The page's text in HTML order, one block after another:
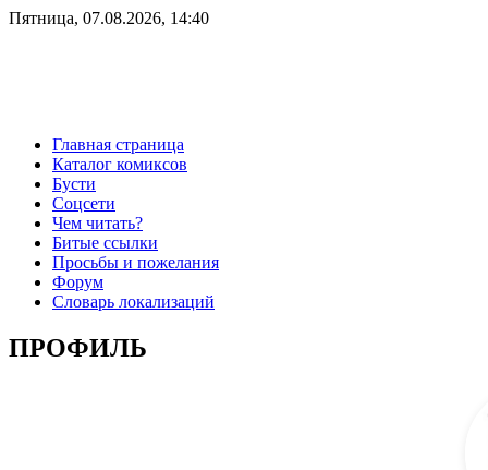
Пятница, 07.08.2026, 14:40
Главная страница
Каталог комиксов
Бусти
Соцсети
Чем читать?
Битые ссылки
Просьбы и пожелания
Форум
Словарь локализаций
ПРОФИЛЬ